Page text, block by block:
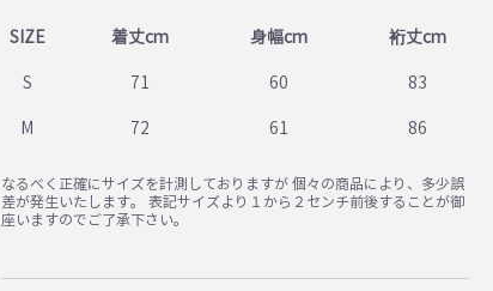
SIZE 着丈cm 身幅cm 裄丈cm
S 71 60 83
M 72 61 86
なるべく正確にサイズを計測しておりますが 個々の商品により、多少誤
差が発生いたします。 表記サイズより１から２センチ前後することが御
座いますのでご了承下さい。